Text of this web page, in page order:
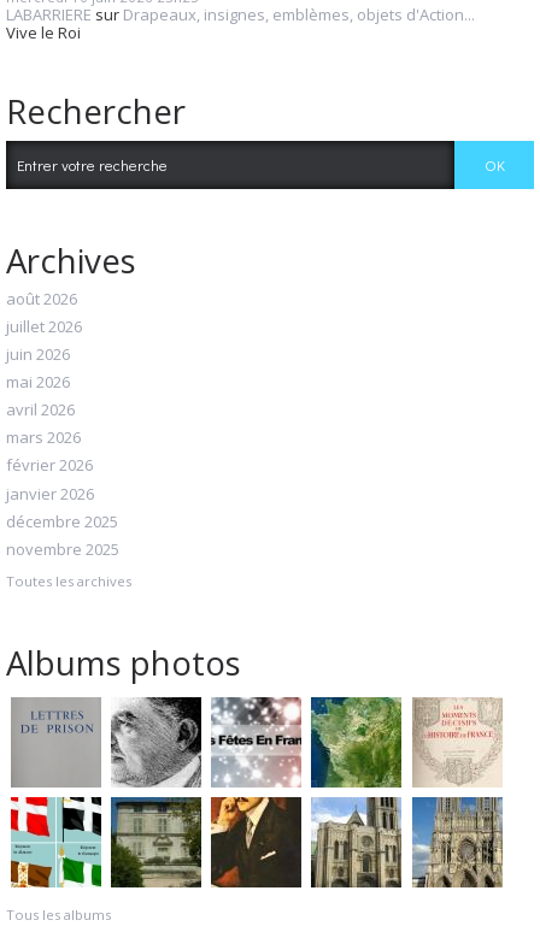
LABARRIERE sur Drapeaux, insignes, emblèmes, objets d'Action...
Vive le Roi
Rechercher
Archives
août 2026
juillet 2026
juin 2026
mai 2026
avril 2026
mars 2026
février 2026
janvier 2026
décembre 2025
novembre 2025
Toutes les archives
Albums photos
Tous les albums